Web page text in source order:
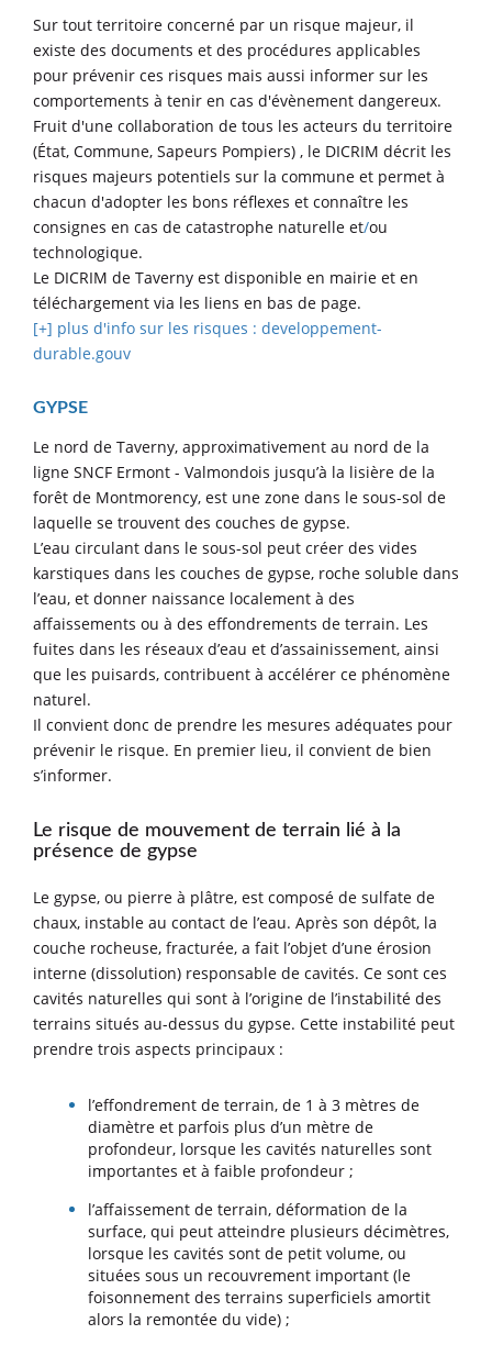
Sur tout territoire concerné par un risque majeur, il
existe des documents et des procédures applicables
pour prévenir ces risques mais aussi informer sur les
comportements à tenir en cas d'évènement dangereux.
Fruit d'une collaboration de tous les acteurs du territoire
(État, Commune, Sapeurs Pompiers) , le DICRIM décrit les
risques majeurs potentiels sur la commune et permet à
chacun d'adopter les bons réflexes et connaître les
consignes en cas de catastrophe naturelle et/ou
technologique.
Le DICRIM de Taverny est disponible en mairie et en
téléchargement via les liens en bas de page.
[+] plus d'info sur les risques : developpement-
durable.gouv
GYPSE
Le nord de Taverny, approximativement au nord de la
ligne SNCF Ermont - Valmondois jusqu’à la lisière de la
forêt de Montmorency, est une zone dans le sous-sol de
laquelle se trouvent des couches de gypse.
L’eau circulant dans le sous-sol peut créer des vides
karstiques dans les couches de gypse, roche soluble dans
l’eau, et donner naissance localement à des
affaissements ou à des effondrements de terrain. Les
fuites dans les réseaux d’eau et d’assainissement, ainsi
que les puisards, contribuent à accélérer ce phénomène
naturel.
Il convient donc de prendre les mesures adéquates pour
prévenir le risque. En premier lieu, il convient de bien
s’informer.
Le risque de mouvement de terrain lié à la
présence de gypse
Le gypse, ou pierre à plâtre, est composé de sulfate de
chaux, instable au contact de l’eau. Après son dépôt, la
couche rocheuse, fracturée, a fait l’objet d’une érosion
interne (dissolution) responsable de cavités. Ce sont ces
cavités naturelles qui sont à l’origine de l’instabilité des
terrains situés au-dessus du gypse. Cette instabilité peut
prendre trois aspects principaux :
l’effondrement de terrain, de 1 à 3 mètres de
diamètre et parfois plus d’un mètre de
profondeur, lorsque les cavités naturelles sont
importantes et à faible profondeur ;
l’affaissement de terrain, déformation de la
surface, qui peut atteindre plusieurs décimètres,
lorsque les cavités sont de petit volume, ou
situées sous un recouvrement important (le
foisonnement des terrains superficiels amortit
alors la remontée du vide) ;